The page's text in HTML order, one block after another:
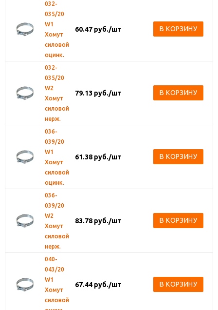
032-
035/20
W1
Хомут
силовой
оцинк.
60.47 руб./шт В КОРЗИНУ
032-
035/20
W2
Хомут
силовой
нерж.
79.13 руб./шт В КОРЗИНУ
036-
039/20
W1
Хомут
силовой
оцинк.
61.38 руб./шт В КОРЗИНУ
036-
039/20
W2
Хомут
силовой
нерж.
83.78 руб./шт В КОРЗИНУ
040-
043/20
W1
Хомут
силовой
67.44 руб./шт В КОРЗИНУ